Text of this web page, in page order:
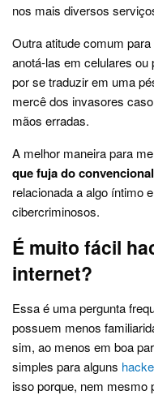
nos mais diversos
Outra atitude comum
anotá-las em celulares
por se traduzir em uma
mercê dos invasores
mãos erradas.
A melhor maneira para
que fuja do convencional
relacionada a algo íntimo
cibercriminosos.
É muito fácil
internet?
Essa é uma pergunta
possuem menos
sim, ao menos em boa
simples para alguns
isso porque, nem mesmo